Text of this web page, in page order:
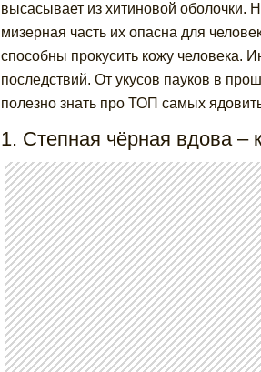
высасывает из хитиновой оболочки.
мизерная часть их опасна для
способны прокусить кожу человека.
последствий. От укусов пауков в
полезно знать про ТОП самых
1. Степная чёрная вдова –